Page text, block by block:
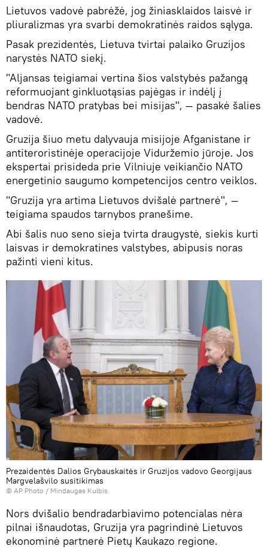
Lietuvos vadovė pabrėžė, jog žiniasklaidos laisvė ir
pliuralizmas yra svarbi demokratinės raidos sąlyga.
Pasak prezidentės, Lietuva tvirtai palaiko Gruzijos
narystės NATO siekį.
"Aljansas teigiamai vertina šios valstybės pažangą
reformuojant ginkluotąsias pajėgas ir indėlį į
bendras NATO pratybas bei misijas", — pasakė šalies
vadovė.
Gruzija šiuo metu dalyvauja misijoje Afganistane ir
antiteroristinėje operacijoje Viduržemio jūroje. Jos
ekspertai prisideda prie Vilniuje veikiančio NATO
energetinio saugumo kompetencijos centro veiklos.
"Gruzija yra artima Lietuvos dvišalė partnerė", —
teigiama spaudos tarnybos pranešime.
Abi šalis nuo seno sieja tvirta draugystė, siekis kurti
laisvas ir demokratines valstybes, abipusis noras
pažinti vieni kitus.
Prezaidentės Dalios Grybauskaitės ir Gruzijos vadovo Georgijaus
Margvelašvilo susitikimas
© AP Photo / Mindaugas Kulbis
Nors dvišalio bendradarbiavimo potencialas nėra
pilnai išnaudotas, Gruzija yra pagrindinė Lietuvos
ekonominė partnerė Pietų Kaukazo regione.